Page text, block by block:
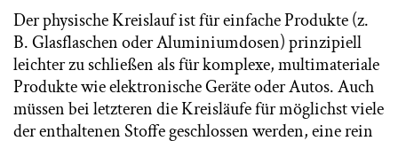
Der physische Kreislauf ist für einfache Produkte (z.
B. Glasflaschen oder Aluminiumdosen) prinzipiell
leichter zu schließen als für komplexe, multimateriale
Produkte wie elektronische Geräte oder Autos. Auch
müssen bei letzteren die Kreisläufe für möglichst viele
der enthaltenen Stoffe geschlossen werden, eine rein